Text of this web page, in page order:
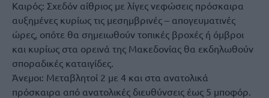
Καιρός: Σχεδόν αίθριος με λίγες νεφώσεις πρόσκαιρα
αυξημένες κυρίως τις μεσημβρινές – απογευματινές
ώρες, οπότε θα σημειωθούν τοπικές βροχές ή όμβροι
και κυρίως στα ορεινά της Μακεδονίας θα εκδηλωθούν
σποραδικές καταιγίδες.
Άνεμοι: Μεταβλητοί 2 με 4 και στα ανατολικά
πρόσκαιρα από ανατολικές διευθύνσεις έως 5 μποφόρ.